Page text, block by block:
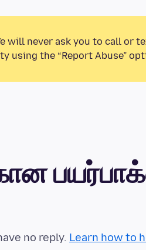
will never ask you to call or
using the “Report Abuse”
no reply. Learn how to